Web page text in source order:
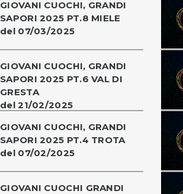
GIOVANI CUOCHI, GRANDI
SAPORI 2025 PT.8 MIELE
del 07/03/2025
GIOVANI CUOCHI, GRANDI
SAPORI 2025 PT.6 VAL DI
GRESTA
del 21/02/2025
GIOVANI CUOCHI, GRANDI
SAPORI 2025 PT.4 TROTA
del 07/02/2025
GIOVANI CUOCHI GRANDI